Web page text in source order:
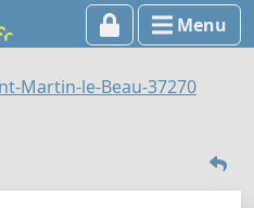
Menu
Martin-le-Beau-37270